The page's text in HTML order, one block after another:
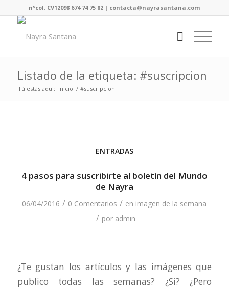
nºcol. CV12098 674 74 75 82 | contacta@nayrasantana.com
Listado de la etiqueta: #suscripcion
Tú estás aquí: Inicio / #suscripcion
ENTRADAS
4 pasos para suscribirte al boletín del Mundo
de Nayra
06/04/2016 / 0 Comentarios / en imagen de la semana
/ por admin
¿Te gustan los artículos y las imágenes que
publico todas las semanas? ¿Si? ¿Pero